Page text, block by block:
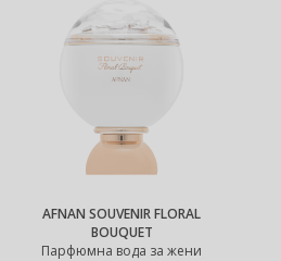
AFNAN SOUVENIR FLORAL
BOUQUET
Парфюмна вода за жени